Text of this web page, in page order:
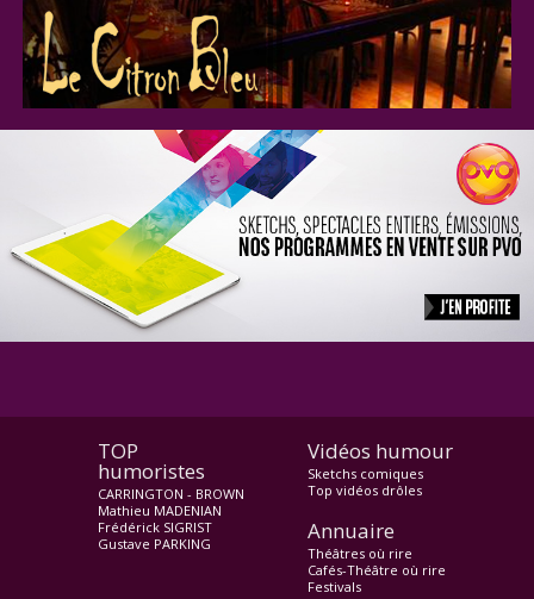
TOP
humoristes
CARRINGTON - BROWN
Mathieu MADENIAN
Frédérick SIGRIST
Gustave PARKING
Vidéos humour
Sketchs comiques
Top vidéos drôles
Annuaire
Théâtres où rire
Cafés-Théâtre où rire
Festivals